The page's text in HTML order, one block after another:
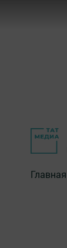
Главная